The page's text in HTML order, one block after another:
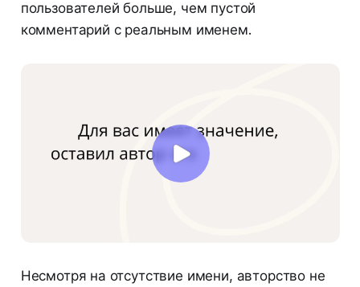
пользователей больше, чем пустой
комментарий с реальным именем.
Несмотря на отсутствие имени, авторство не